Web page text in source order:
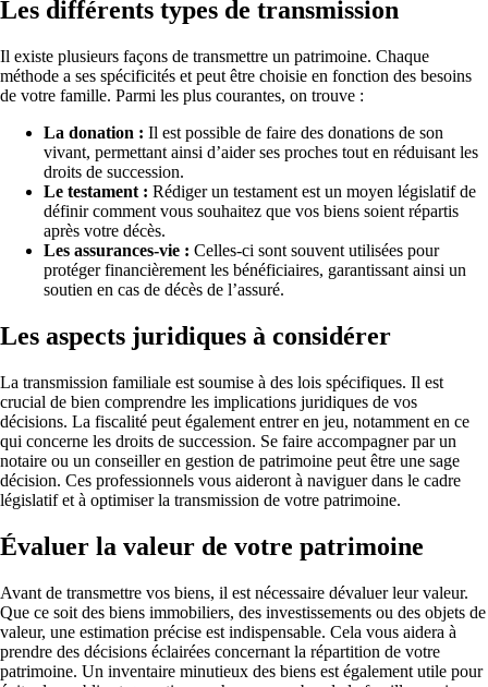
Les différents types de transmission
Il existe plusieurs façons de transmettre un patrimoine. Chaque
méthode a ses spécificités et peut être choisie en fonction des besoins
de votre famille. Parmi les plus courantes, on trouve :
La donation : Il est possible de faire des donations de son
vivant, permettant ainsi d’aider ses proches tout en réduisant les
droits de succession.
Le testament : Rédiger un testament est un moyen législatif de
définir comment vous souhaitez que vos biens soient répartis
après votre décès.
Les assurances-vie : Celles-ci sont souvent utilisées pour
protéger financièrement les bénéficiaires, garantissant ainsi un
soutien en cas de décès de l’assuré.
Les aspects juridiques à considérer
La transmission familiale est soumise à des lois spécifiques. Il est
crucial de bien comprendre les implications juridiques de vos
décisions. La fiscalité peut également entrer en jeu, notamment en ce
qui concerne les droits de succession. Se faire accompagner par un
notaire ou un conseiller en gestion de patrimoine peut être une sage
décision. Ces professionnels vous aideront à naviguer dans le cadre
législatif et à optimiser la transmission de votre patrimoine.
Évaluer la valeur de votre patrimoine
Avant de transmettre vos biens, il est nécessaire dévaluer leur valeur.
Que ce soit des biens immobiliers, des investissements ou des objets de
valeur, une estimation précise est indispensable. Cela vous aidera à
prendre des décisions éclairées concernant la répartition de votre
patrimoine. Un inventaire minutieux des biens est également utile pour